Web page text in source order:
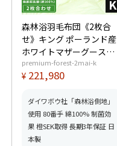
森林浴羽毛布団《2枚合
せ》キング ポーランド産
ホワイトマザーグースダ
ウン95% (440dp以上) 合
掛1.4kg、薄掛0.8kg 【6
取得】【グッドふとんマ
ーク取得】
premium-forest-2mai-k
¥ 221,980
ダイワボウ社「森林浴側地」
使用 80番手 綿100% 制菌効
果 橙SEK取得 長期3年保証 日
本製